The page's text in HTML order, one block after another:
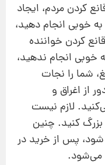
کردن مردم، ایجاد
به‌ خوبی انجام دهید،
کردن خواننده
خوبی انجام ندهید،
شما را نجات
از اغراق و
لازم نیست
کنید. چنین
پس از خرید در
می‌شود.